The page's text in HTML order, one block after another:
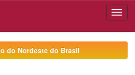
do Nordeste do Brasil